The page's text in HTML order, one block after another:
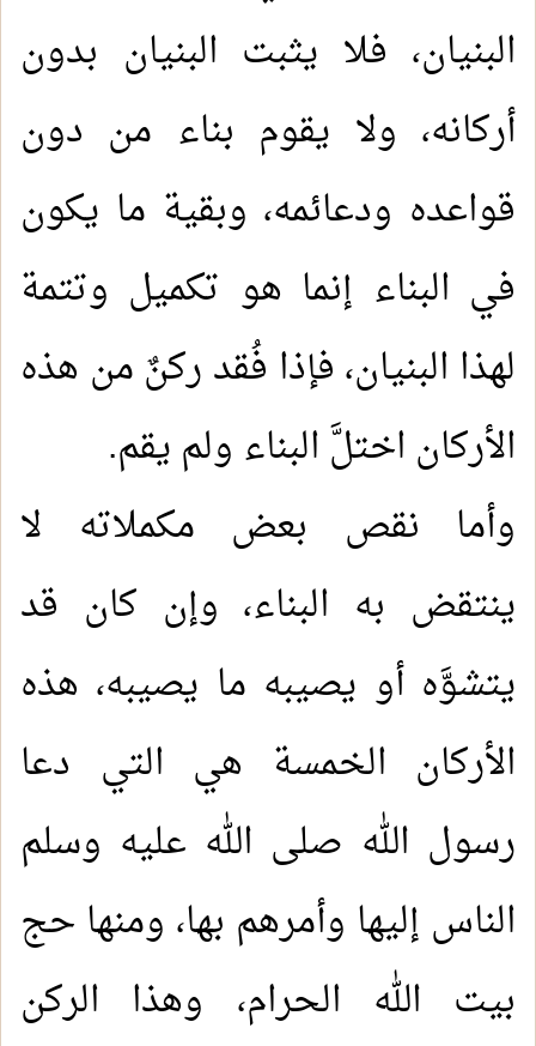
البنيان، فلا يثبت البنيان بدون
أركانه، ولا يقوم بناء من دون
قواعده ودعائمه، وبقية ما يكون
في البناء إنما هو تكميل وتتمة
لهذا البنيان، فإذا فُقد ركنٌ من هذه
الأركان اختلَّ البناء ولم يقم.
وأما نقص بعض مكملاته لا
ينتقض به البناء، وإن كان قد
يتشوَّه أو يصيبه ما يصيبه، هذه
الأركان الخمسة هي التي دعا
رسول الله صلى الله عليه وسلم
الناس إليها وأمرهم بها، ومنها حج
بيت الله الحرام، وهذا الركن